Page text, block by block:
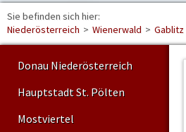
Sie befinden sich hier:
Niederösterreich > Wienerwald > Gablitz
Donau Niederösterreich
Hauptstadt St. Pölten
Mostviertel